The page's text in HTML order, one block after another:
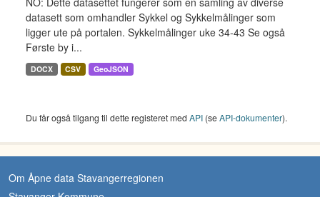
datasett som omhandler Sykkel og Sykkelmålinger som
ligger ute på portalen. Sykkelmålinger uke 34-43 Se også
Første by i...
DOCX CSV GeoJSON
Du får også tilgang til dette registeret med API (seAPI-dokumenter).
Om Åpne data Stavangerregionen